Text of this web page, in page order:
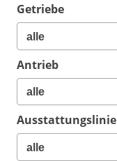
Getriebe
Antrieb
Ausstattungslinie